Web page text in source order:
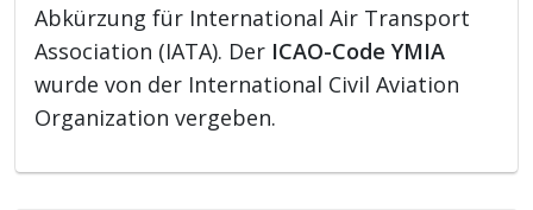
Abkürzung für International Air Transport
Association (IATA). Der ICAO-Code YMIA
wurde von der International Civil Aviation
Organization vergeben.